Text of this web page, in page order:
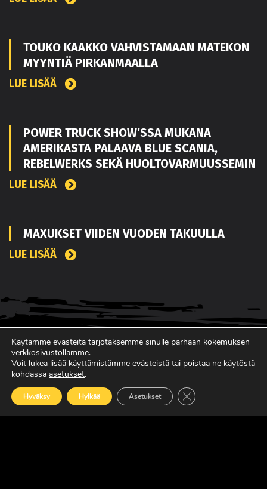
TOUKO KAAKKO VAHVISTAMAAN MATEKON
MYYNTIÄ PIRKANMAALLA
LUE LISÄÄ
POWER TRUCK SHOW’SSA MUKANA
AMERIKASTA PALAAVA BLUE SCANIA,
REBELWERKS SEKÄ HUOLTOVARMUUSSEMIN
LUE LISÄÄ
MAXUKSET VIIDEN VUODEN TAKUULLA
LUE LISÄÄ
SUOMEN JOHTAVA RASKAAN KALUSTON
Käytämme evästeitä tarjotaksemme sinulle parhaan kokemuksen
verkkosivustollamme.
Voit lukea lisää käyttämistämme evästeistä tai poistaa ne käytöstä
kohdassa asetukset.
Hyväksy Hylkää Asetukset Sulje evästebanneri